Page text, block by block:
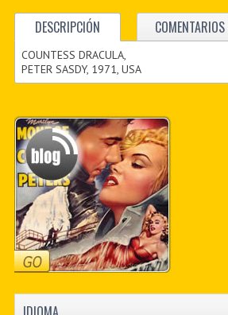
DESCRIPCIÓN COMENTARIOS
COUNTESS DRACULA,
PETER SASDY, 1971, USA